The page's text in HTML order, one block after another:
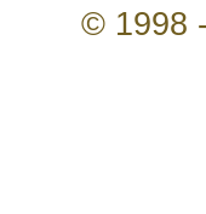
© 1998